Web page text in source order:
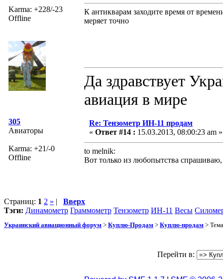
Karma: +228/-23
Offline
К антикварам заходите время от
меряет точно
Да здравствует
авиация в мире
305
Авиаторы
Karma: +21/-0
Offline
Re: Тензометр ИН-11 продам
« Ответ #14 : 15.03.2013, 08:00:23 am »
to melnik:
Вот только из любопытства
Страниц: 1 2 » | Вверх
Тэги: Динамометр Граммометр Тензометр ИН-11 Весы
Украинский авиационный форум > Куплю-Продам > Куплю-продам >
Перейти в: